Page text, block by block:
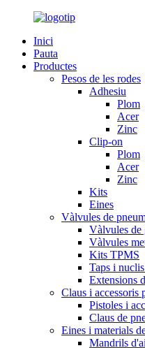
Inici
Pauta
Productes
Pesos de les rodes
Adhesiu
Plom
Acer
Zinc
Clip-on
Plom
Acer
Zinc
Kits
Eines
Vàlvules de
Vàlvules de
Vàlvules
Kits TPMS
Taps i
Extensions
Claus i accessoris
Pistoles i
Claus de
Eines i materials
Mandrils